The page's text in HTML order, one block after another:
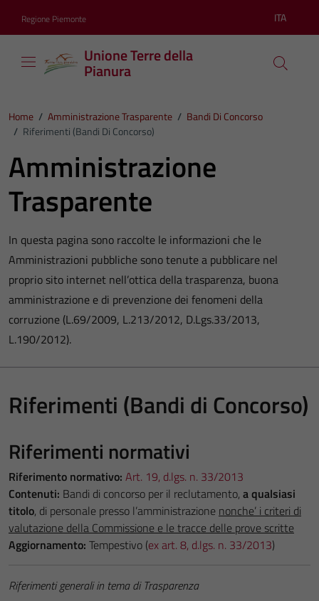
Regione Piemonte Lingua
ITA
Unione Terre della
Pianura
Home / Amministrazione Trasparente / Bandi Di Concorso
/ Riferimenti (Bandi Di Concorso)
Amministrazione
Trasparente
In questa pagina sono raccolte le informazioni che le
Amministrazioni pubbliche sono tenute a pubblicare nel
proprio sito internet nell’ottica della trasparenza, buona
amministrazione e di prevenzione dei fenomeni della
corruzione (L.69/2009, L.213/2012, D.Lgs.33/2013,
L.190/2012).
Riferimenti (Bandi di Concorso)
Riferimenti normativi
Riferimento normativo: Art. 19, d.lgs. n. 33/2013
Contenuti: Bandi di concorso per il reclutamento, a qualsiasi
titolo, di personale presso l’amministrazione nonche’ i criteri di
valutazione della Commissione e le tracce delle prove scritte
Aggiornamento: Tempestivo (ex art. 8, d.lgs. n. 33/2013)
Riferimenti generali in tema di Trasparenza